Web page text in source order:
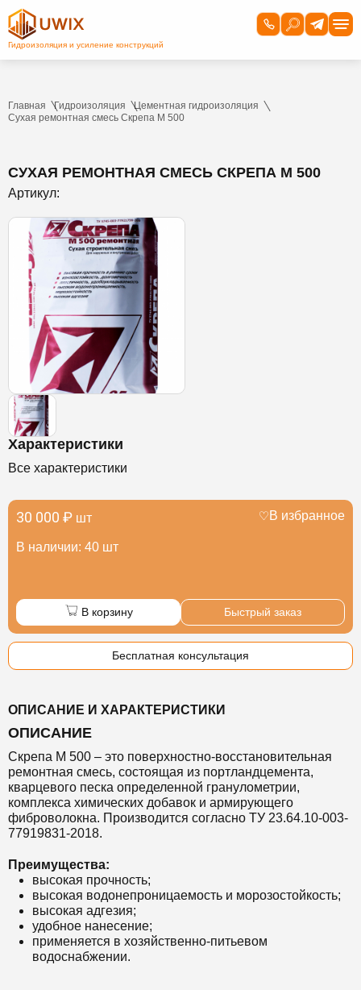
Главная Гидроизоляция
Цементная гидроизоляция
Сухая ремонтная смесь Скрепа М 500
СУХАЯ РЕМОНТНАЯ СМЕСЬ СКРЕПА М 500
Артикул:
Характеристики
Все характеристики
30 000 ₽ шт
В наличии: 40 шт
В избранное
В корзину Быстрый заказ
Бесплатная консультация
ОПИСАНИЕ И ХАРАКТЕРИСТИКИ
ОПИСАНИЕ
Скрепа М 500 – это поверхностно-восстановительная
ремонтная смесь, состоящая из портландцемента,
кварцевого песка определенной гранулометрии,
комплекса химических добавок и армирующего
фиброволокна. Производится согласно ТУ 23.64.10-003-
77919831-2018.
Преимущества:
высокая прочность;
высокая водонепроницаемость и морозостойкость;
высокая адгезия;
удобное нанесение;
применяется в хозяйственно-питьевом
водоснабжении.